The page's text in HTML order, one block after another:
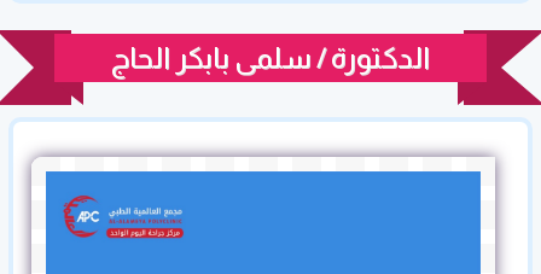
الدكتورة / سلمى بابكر الحاج